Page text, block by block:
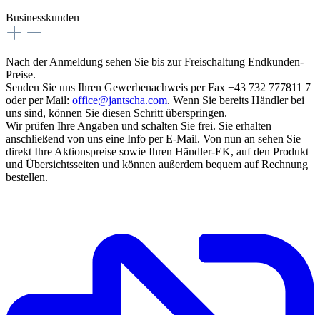
Businesskunden
Nach der Anmeldung sehen Sie bis zur Freischaltung Endkunden-
Preise.
Senden Sie uns Ihren Gewerbenachweis per Fax +43 732 777811 7
oder per Mail: office@jantscha.com. Wenn Sie bereits Händler bei
uns sind, können Sie diesen Schritt überspringen.
Wir prüfen Ihre Angaben und schalten Sie frei. Sie erhalten
anschließend von uns eine Info per E-Mail. Von nun an sehen Sie
direkt Ihre Aktionspreise sowie Ihren Händler-EK, auf den Produkt
und Übersichtsseiten und können außerdem bequem auf Rechnung
bestellen.